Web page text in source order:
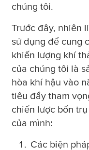
chúng tôi.
Trước đây, nhiên
sử dụng để cung
khiến lượng khí
của chúng tôi là
hòa khí hậu vào
tiêu đầy tham
chiến lược bốn
của mình:
Các biện